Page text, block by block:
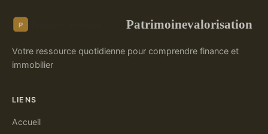
Patrimoinevalorisation
Votre ressource quotidienne pour comprendre finance et
immobilier
LIENS
Accueil